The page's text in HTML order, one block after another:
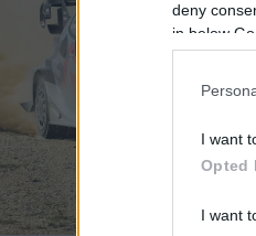
deny
in below
I want
Opted
I want